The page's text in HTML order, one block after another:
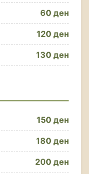
60 ден
120 ден
130 ден
150 ден
180 ден
200 ден